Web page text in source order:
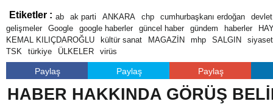
Etiketler : ab ak parti ANKARA chp cumhurbaşkanı erdoğan
gelişmeler
Google google haberler güncel haber gündem haberler
KEMAL KILIÇDAROĞLU
kültür sanat MAGAZİN mhp SALGIN
siyaset
TSK
türkiye ÜLKELER virüs
Paylaş Paylaş Paylaş
HABER HAKKINDA GÖRÜŞ